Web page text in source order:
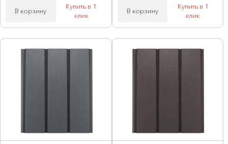
В корзину
Купить в 1
клик
В корзину
Купить в 1
клик